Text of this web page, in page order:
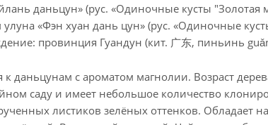
даньцун» (рус. «Одиночные кусты "Золотая
«Фэн хуан дань цун» (рус. «Одиночные
провинция Гуандун (кит. 广东, пиньинь
к даньцунам с ароматом магнолии. Возраст
саду и имеет небольшое количество
листиков зелёных оттенков.